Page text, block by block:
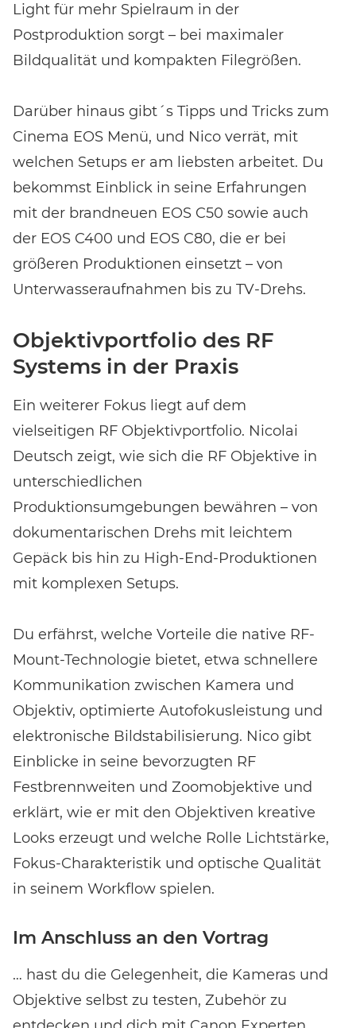
Light für mehr Spielraum in der
Postproduktion sorgt – bei maximaler
Bildqualität und kompakten Filegrößen.
Darüber hinaus gibt´s Tipps und Tricks zum
Cinema EOS Menü, und Nico verrät, mit
welchen Setups er am liebsten arbeitet. Du
bekommst Einblick in seine Erfahrungen
mit der brandneuen EOS C50 sowie auch
der EOS C400 und EOS C80, die er bei
größeren Produktionen einsetzt – von
Unterwasseraufnahmen bis zu TV-Drehs.
Objektivportfolio des RF
Systems in der Praxis
Ein weiterer Fokus liegt auf dem
vielseitigen RF Objektivportfolio. Nicolai
Deutsch zeigt, wie sich die RF Objektive in
unterschiedlichen
Produktionsumgebungen bewähren – von
dokumentarischen Drehs mit leichtem
Gepäck bis hin zu High-End-Produktionen
mit komplexen Setups.
Du erfährst, welche Vorteile die native RF-
Mount-Technologie bietet, etwa schnellere
Kommunikation zwischen Kamera und
Objektiv, optimierte Autofokusleistung und
elektronische Bildstabilisierung. Nico gibt
Einblicke in seine bevorzugten RF
Festbrennweiten und Zoomobjektive und
erklärt, wie er mit den Objektiven kreative
Looks erzeugt und welche Rolle Lichtstärke,
Fokus-Charakteristik und optische Qualität
in seinem Workflow spielen.
Im Anschluss an den Vortrag
… hast du die Gelegenheit, die Kameras und
Objektive selbst zu testen, Zubehör zu